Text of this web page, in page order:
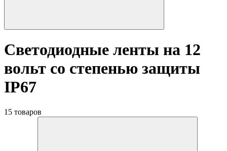
Светодиодные ленты на 12
вольт со степенью защиты
IP67
15 товаров